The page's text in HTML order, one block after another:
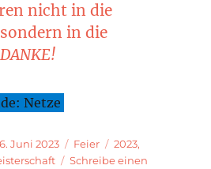
nicht in die
in die
DANKE!
Netze
Juni 2023 Kategorien
Feier Schlagwörter
2023,
Schreibe einen